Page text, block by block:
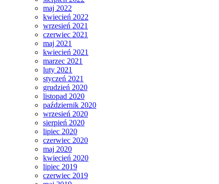
maj 2022
kwiecień 2022
wrzesień 2021
czerwiec 2021
maj 2021
kwiecień 2021
marzec 2021
luty 2021
styczeń 2021
grudzień 2020
listopad 2020
październik 2020
wrzesień 2020
sierpień 2020
lipiec 2020
czerwiec 2020
maj 2020
kwiecień 2020
lipiec 2019
czerwiec 2019